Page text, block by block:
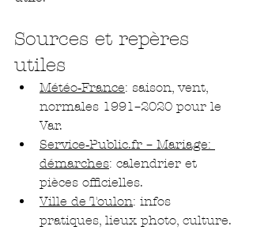
Sources et repères
utiles
Météo‑France: saison, vent,
normales 1991–2020 pour le
Var.
Service‑Public.fr – Mariage:
démarches: calendrier et
pièces officielles.
Ville de Toulon: infos
pratiques, lieux photo, culture.